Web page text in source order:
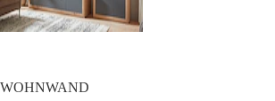
WOHNWAND